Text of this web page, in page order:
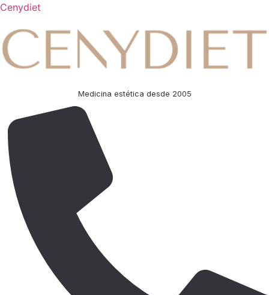
Cenydiet
Medicina estética desde 2005